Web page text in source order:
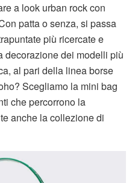
a look urban rock con
patta o senza, si passa
più ricercate e
decorazione dei modelli più
al pari della linea borse
Scegliamo la mini bag
che percorrono la
anche la collezione di